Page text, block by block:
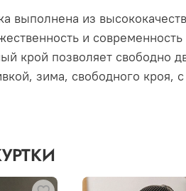
выполнена из
и
крой позволяет свободно
зима, свободного